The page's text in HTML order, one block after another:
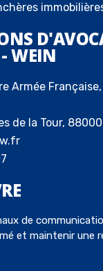
WEIN
Armée
de la Tour,
de
et maintenir une